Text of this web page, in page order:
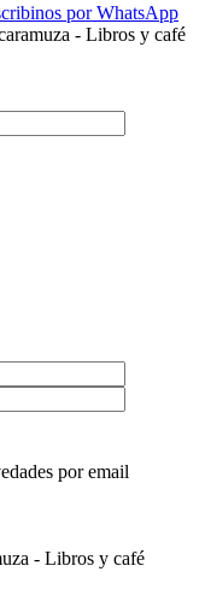
por WhatsApp
- Libros y café
por email